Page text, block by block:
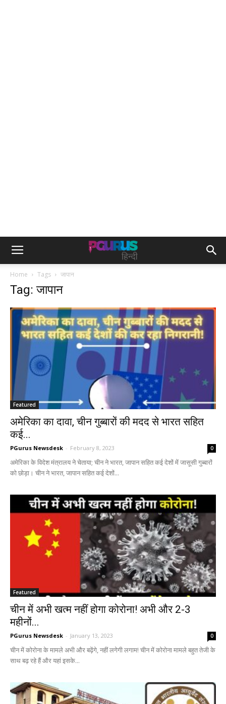
Home Tags जापान
Tag: जापान
Featured
अमेरिका का दावा, चीन गुब्बारों की मदद से भारत सहित
कई...
PGurus Newsdesk - February 8, 2023 0
अमेरिका के विदेश मंत्रालय ने चेताया; चीन ने भारत, जापान सहित कई देशों में जासूसी गुब्बारों
को छोड़ा। चीन ने भारत, जापान सहित कई देशों...
Featured
चीन में अभी खत्‍म नहीं होगा कोरोना! अभी और 2-3
महीनों...
PGurus Newsdesk - January 13, 2023 0
चीन में कोरोना के मामले अभी और बढ़ेंगे, नहीं लगेगी लगाम! चीन में कोरोना मामले बहुत तेजी के
साथ बढ़ रहे हैं और यहां इसके...